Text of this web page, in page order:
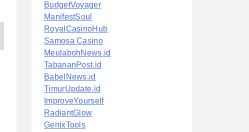
BudgetVoyager
ManifestSoul
RoyalCasinoHub
Samosa Casino
MeulabohNews.id
TabananPost.id
BabelNews.id
TimurUpdate.id
ImproveYourself
RadiantGlow
GenixTools